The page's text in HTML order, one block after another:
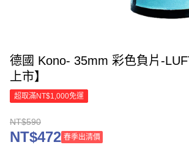
德國 Kono- 35mm 彩色負片-
上市】
超取滿NT$1,000免運
NT$590
NT$472 春季出清價